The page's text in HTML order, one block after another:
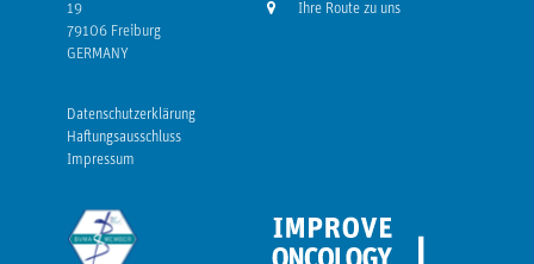
19
79106 Freiburg
GERMANY
Ihre Route zu uns
Datenschutzerklärung
Haftungsausschluss
Impressum